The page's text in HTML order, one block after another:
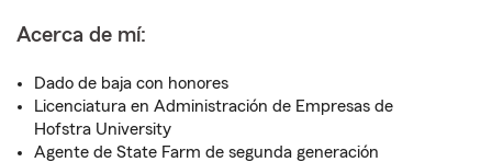
Acerca de mí:
Dado de baja con honores
Licenciatura en Administración de Empresas de
Hofstra University
Agente de State Farm de segunda generación